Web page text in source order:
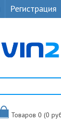
Регистрация
Товаров 0 (0